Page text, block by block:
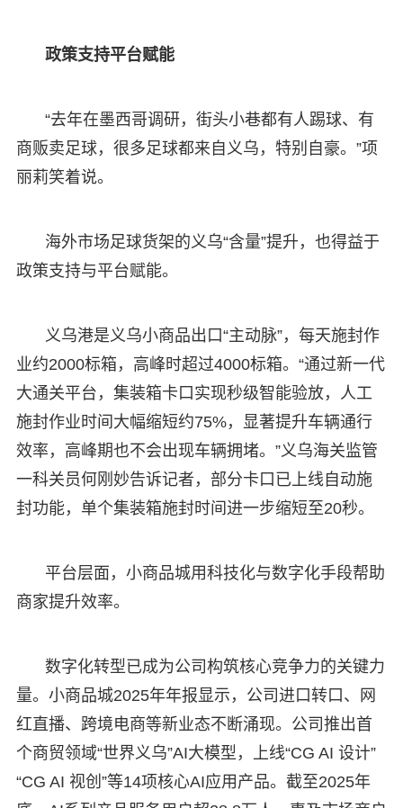
政策支持平台赋能
“去年在墨西哥调研，街头小巷都有人踢球、有
商贩卖足球，很多足球都来自义乌，特别自豪。”项
丽莉笑着说。
海外市场足球货架的义乌“含量”提升，也得益于
政策支持与平台赋能。
义乌港是义乌小商品出口“主动脉”，每天施封作
业约2000标箱，高峰时超过4000标箱。“通过新一代
大通关平台，集装箱卡口实现秒级智能验放，人工
施封作业时间大幅缩短约75%，显著提升车辆通行
效率，高峰期也不会出现车辆拥堵。”义乌海关监管
一科关员何刚妙告诉记者，部分卡口已上线自动施
封功能，单个集装箱施封时间进一步缩短至20秒。
平台层面，小商品城用科技化与数字化手段帮助
商家提升效率。
数字化转型已成为公司构筑核心竞争力的关键力
量。小商品城2025年年报显示，公司进口转口、网
红直播、跨境电商等新业态不断涌现。公司推出首
个商贸领域“世界义乌”AI大模型，上线“CG AI 设计”
“CG AI 视创”等14项核心AI应用产品。截至2025年